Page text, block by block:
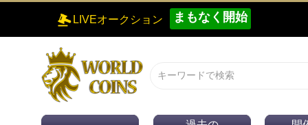
LIVEオークション まもなく開始